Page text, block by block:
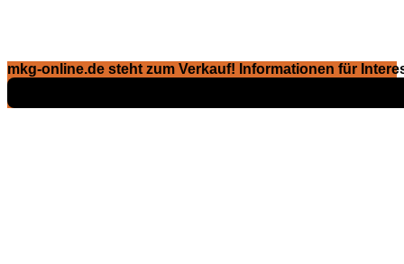
mkg-online.de steht zum Verkauf! Informationen für